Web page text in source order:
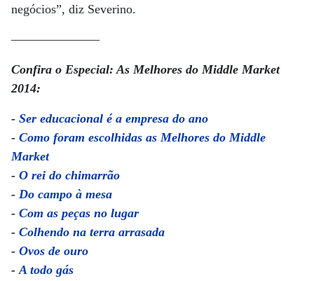
negócios”, diz Severino.
———————
Confira o Especial: As Melhores do Middle Market
2014:
- Ser educacional é a empresa do ano
- Como foram escolhidas as Melhores do Middle
Market
- O rei do chimarrão
- Do campo à mesa
- Com as peças no lugar
- Colhendo na terra arrasada
- Ovos de ouro
-A todo gás